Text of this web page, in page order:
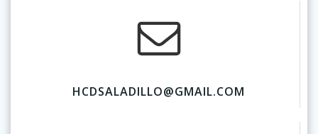
HCDSALADILLO@GMAIL.COM